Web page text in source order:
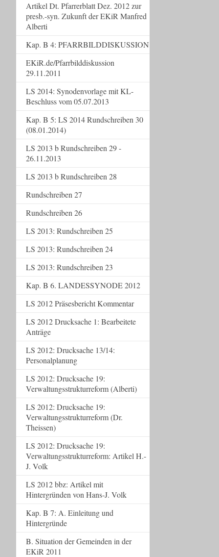
Artikel Dt. Pfarrerblatt Dez. 2012 zur
presb.-syn. Zukunft der EKiR Manfred
Alberti
Kap. B 4: PFARRBILDDISKUSSION
EKiR.de/Pfarrbilddiskussion
29.11.2011
LS 2014: Synodenvorlage mit KL-
Beschluss vom 05.07.2013
Kap. B 5: LS 2014 Rundschreiben 30
(08.01.2014)
LS 2013 b Rundschreiben 29 -
26.11.2013
LS 2013 b Rundschreiben 28
Rundschreiben 27
Rundschreiben 26
LS 2013: Rundschreiben 25
LS 2013: Rundschreiben 24
LS 2013: Rundschreiben 23
Kap. B 6. LANDESSYNODE 2012
LS 2012 Präsesbericht Kommentar
LS 2012 Drucksache 1: Bearbeitete
Anträge
LS 2012: Drucksache 13/14:
Personalplanung
LS 2012: Drucksache 19:
Verwaltungsstrukturreform (Alberti)
LS 2012: Drucksache 19:
Verwaltungsstrukturreform (Dr.
Theissen)
LS 2012: Drucksache 19:
Verwaltungsstrukturreform: Artikel H.-
J. Volk
LS 2012 bbz: Artikel mit
Hintergründen von Hans-J. Volk
Kap. B 7: A. Einleitung und
Hintergründe
B. Situation der Gemeinden in der
EKiR 2011